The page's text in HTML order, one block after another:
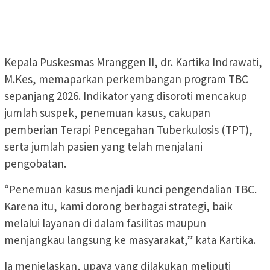
Kepala Puskesmas Mranggen II, dr. Kartika Indrawati,
M.Kes, memaparkan perkembangan program TBC
sepanjang 2026. Indikator yang disoroti mencakup
jumlah suspek, penemuan kasus, cakupan
pemberian Terapi Pencegahan Tuberkulosis (TPT),
serta jumlah pasien yang telah menjalani
pengobatan.
“Penemuan kasus menjadi kunci pengendalian TBC.
Karena itu, kami dorong berbagai strategi, baik
melalui layanan di dalam fasilitas maupun
menjangkau langsung ke masyarakat,” kata Kartika.
Ia menjelaskan, upaya yang dilakukan meliputi